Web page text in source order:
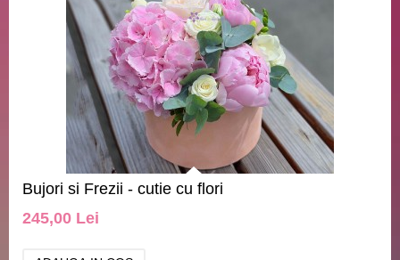
Bujori si Frezii - cutie cu flori
245,00 Lei